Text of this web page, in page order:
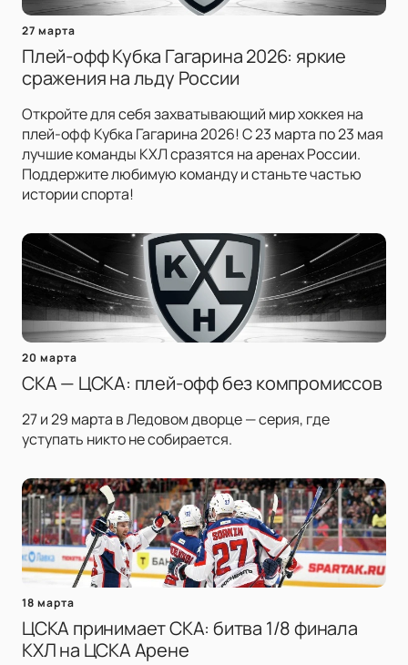
27 марта
Плей-офф Кубка Гагарина 2026: яркие
сражения на льду России
Откройте для себя захватывающий мир хоккея на
плей-офф Кубка Гагарина 2026! С 23 марта по 23 мая
лучшие команды КХЛ сразятся на аренах России.
Поддержите любимую команду и станьте частью
истории спорта!
20 марта
СКА — ЦСКА: плей-офф без компромиссов
27 и 29 марта в Ледовом дворце — серия, где
уступать никто не собирается.
18 марта
ЦСКА принимает СКА: битва 1/8 финала
КХЛ на ЦСКА Арене